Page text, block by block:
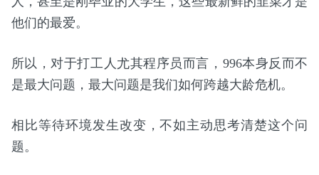
他们的最爱。
所以，对于打工人尤其程序员而言，996本身反而不
是最大问题，最大问题是我们如何跨越大龄危机。
相比等待环境发生改变，不如主动思考清楚这个问
题。